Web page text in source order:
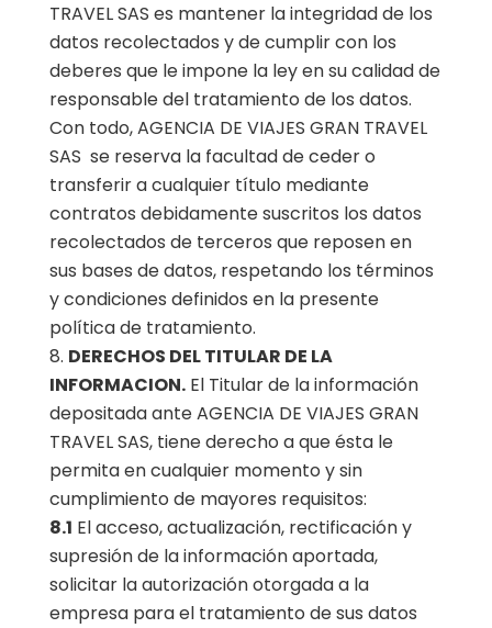
TRAVEL SAS es mantener la integridad de los
datos recolectados y de cumplir con los
deberes que le impone la ley en su calidad de
responsable del tratamiento de los datos.
Con todo, AGENCIA DE VIAJES GRAN TRAVEL
SAS se reserva la facultad de ceder o
transferir a cualquier título mediante
contratos debidamente suscritos los datos
recolectados de terceros que reposen en
sus bases de datos, respetando los términos
y condiciones definidos en la presente
política de tratamiento.
DERECHOS DEL TITULAR DE LA
INFORMACION.El Titular de la información
depositada ante AGENCIA DE VIAJES GRAN
TRAVEL SAS, tiene derecho a que ésta le
permita en cualquier momento y sin
cumplimiento de mayores requisitos:
8.1 El acceso, actualización, rectificación y
supresión de la información aportada,
solicitar la autorización otorgada a la
empresa para el tratamiento de sus datos